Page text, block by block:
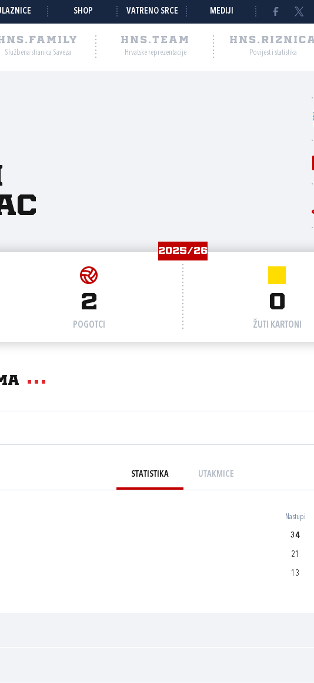
SHOP VATRENO SRCE MEDIJI
Službena stranica Saveza
HNS.TEAM
Hrvatske reprezentacije Povijest i statistika
2025/26
2
POGOTCI
0
ŽUTI KARTONI
STATISTIKA UTAKMICE
Nastupi
34
21
13